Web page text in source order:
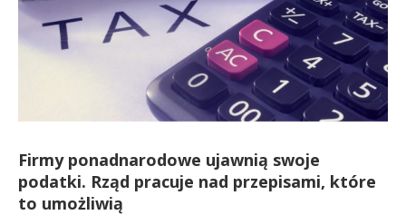
Firmy ponadnarodowe ujawnią swoje
podatki. Rząd pracuje nad przepisami, które
to umożliwią